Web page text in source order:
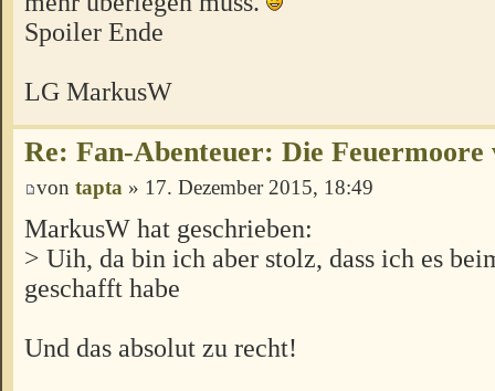
Spoiler Ende
LG MarkusW
Re: Fan-Abenteuer: Die Feuermoore
von tapta » 17. Dezember 2015, 18:49
MarkusW hat geschrieben:
> Uih, da bin ich aber stolz, dass ich es
geschafft habe
Und das absolut zu recht!